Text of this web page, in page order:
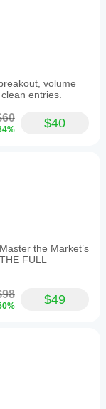
volume
entries.
$40
the Market’s
FULL
$49